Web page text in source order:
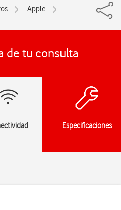
Apple
de tu consulta
Especificaciones